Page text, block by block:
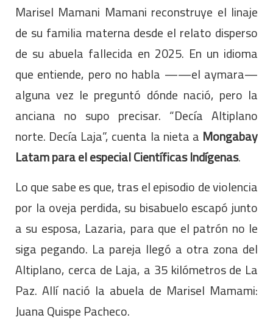
Marisel Mamani Mamani reconstruye el linaje
de su familia materna desde el relato disperso
de su abuela fallecida en 2025. En un idioma
que entiende, pero no habla ——el aymara—
alguna vez le preguntó dónde nació, pero la
anciana no supo precisar. “Decía Altiplano
norte. Decía Laja”, cuenta la nieta a Mongabay
Latam para el especial Científicas Indígenas.
Lo que sabe es que, tras el episodio de violencia
por la oveja perdida, su bisabuelo escapó junto
a su esposa, Lazaria, para que el patrón no le
siga pegando. La pareja llegó a otra zona del
Altiplano, cerca de Laja, a 35 kilómetros de La
Paz. Allí nació la abuela de Marisel Mamami:
Juana Quispe Pacheco.